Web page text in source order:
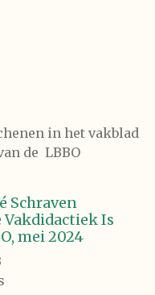
in het vakblad
de LBBO
Schraven
Is
mei 2024